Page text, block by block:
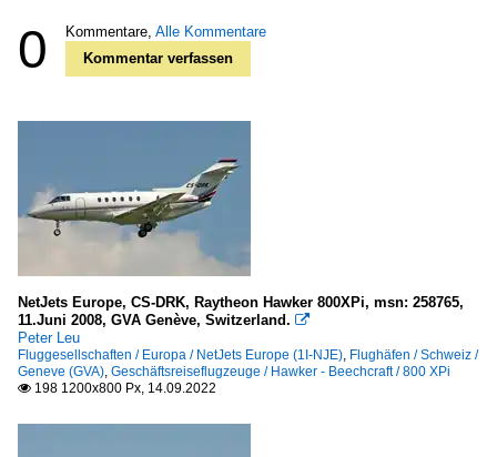
0 Kommentare, Alle Kommentare
Kommentar verfassen
NetJets Europe, CS-DRK, Raytheon Hawker 800XPi, msn: 258765,
11.Juni 2008, GVA Genève, Switzerland. 
Peter Leu
Fluggesellschaften / Europa / NetJets Europe (1I-NJE), Flughäfen / Schweiz /
Geneve (GVA), Geschäftsreiseflugzeuge / Hawker - Beechcraft / 800 XPi
 198 1200x800 Px, 14.09.2022